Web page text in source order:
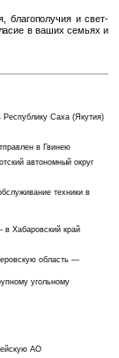
Республику Саха (Якутия)
в Гвинею
автономный округ
техники в
Хабаровский край
область —
угольному
АО
бла­го­по­лу­чия и свет­
в ваших се­мьях и